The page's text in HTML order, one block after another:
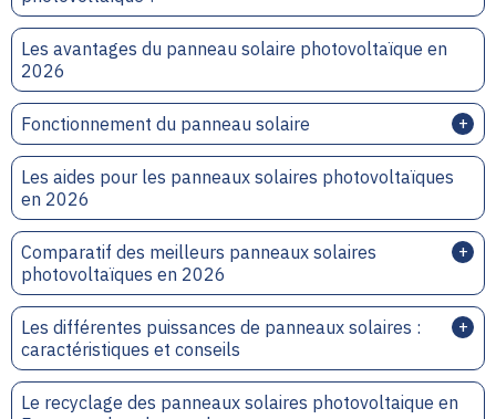
Les avantages du panneau solaire photovoltaïque en
2026
Fonctionnement du panneau solaire
Les aides pour les panneaux solaires photovoltaïques
en 2026
Comparatif des meilleurs panneaux solaires
photovoltaïques en 2026
Les différentes puissances de panneaux solaires :
caractéristiques et conseils
Le recyclage des panneaux solaires photovoltaique en